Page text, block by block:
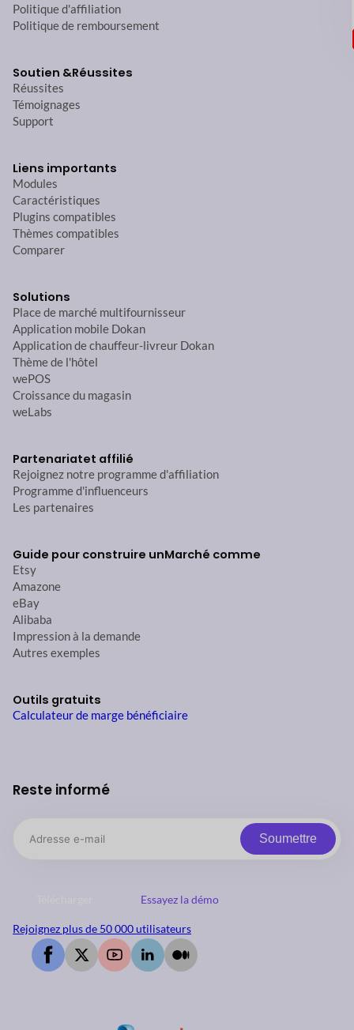
Politique d'affiliation
Politique de remboursement
Soutien &Réussites
Réussites
Témoignages
Support
Liens importants
Modules
Caractéristiques
Plugins compatibles
Thèmes compatibles
Comparer
Solutions
Place de marché multifournisseur
Application mobile Dokan
Application de chauffeur-livreur Dokan
Thème de l'hôtel
wePOS
Croissance du magasin
weLabs
Partenariatet affilié
Rejoignez notre programme d'affiliation
Programme d'influenceurs
Les partenaires
Guide pour construire unMarché comme
Etsy
Amazone
eBay
Alibaba
Impression à la demande
Autres exemples
Outils gratuits
Calculateur de marge bénéficiaire
Reste informé
Soumettre
Essayez la démo
Rejoignez plus de 50 000 utilisateurs